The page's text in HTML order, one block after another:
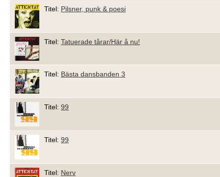
Titel: Pilsner, punk & poesi
Titel: Tatuerade tårar/Här å nu!
Titel: Bästa dansbanden 3
Titel: 99
Titel: 99
Titel: Nerv